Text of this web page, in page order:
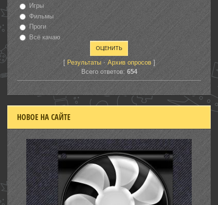
Игры
Фильмы
Проги
Всё качаю
[ Результаты· Архив опросов]
Всего ответов: 654
НОВОЕ НА САЙТЕ